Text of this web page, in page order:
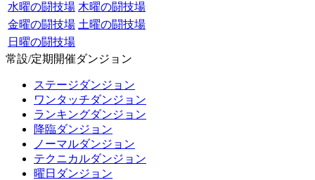
水曜の闘技場 木曜の闘技場
金曜の闘技場 土曜の闘技場
日曜の闘技場
常設/定期開催ダンジョン
ステージダンジョン
ワンタッチダンジョン
ランキングダンジョン
降臨ダンジョン
ノーマルダンジョン
テクニカルダンジョン
曜日ダンジョン